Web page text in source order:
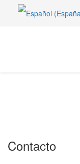
Contacto